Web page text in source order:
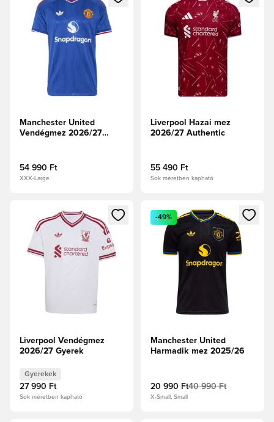
Manchester United
Vendégmez 2026/27
54 990 Ft
XXX-Large
Liverpool Hazai mez
2026/27 Authentic
55 490 Ft
Sok méretben kapható
Megnyit egy modált a bejelentkezéshez vagy a tagként
Liverpool Vendégmez
2026/27 Gyerek
Gyerekek
27 990 Ft
Sok méretben kapható
Megnyit egy modált a
-49%
Manchester United
Harmadik mez 2025/26
20 990 Ft40 990 Ft
X-Small, Small